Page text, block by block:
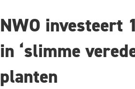
NWO investeert
in ‘slimme
planten